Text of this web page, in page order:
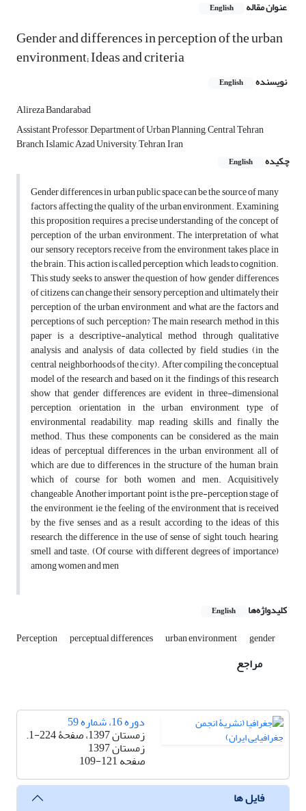
عنوان مقاله English
Gender and differences in perception of the urban
environment; Ideas and criteria
نویسنده English
Alireza Bandarabad
Assistant Professor, Department of Urban Planning, Central Tehran
Branch, Islamic Azad University, Tehran, Iran
چکیده
English
Gender differences in urban public space can be the source of many
factors affecting the quality of the urban environment. Examining
this proposition requires a precise understanding of the concept of
perception of the urban environment. The interpretation of what
our sensory receptors receive from the environment takes place in
the brain. This action is called perception, which leads to cognition.
This study seeks to answer the question of how gender differences
of citizens can change their sensory perception and ultimately their
perception of the urban environment and what are the factors and
perceptions of such perception? The main research method in this
paper is a descriptive-analytical method through qualitative
analysis and analysis of data collected by field studies (in the
central neighborhoods of the city). After compiling the conceptual
model of the research and based on it, the findings of this research
show that gender differences are evident in three-dimensional
perception, orientation in the urban environment, type of
environmental readability, map reading skills and finally the
method. Thus, these components can be considered as the main
ideas of perceptual differences in the urban environment, all of
which are due to differences in the structure of the human brain,
which of course for both women and men. Acquisitively
changeable Another important point is the pre-perception stage of
the environment, ie the feeling of the environment that is received
by the five senses, and as a result, according to the ideas of this
research, the difference in the use of sense of sight, touch, hearing,
smell and taste. (Of course, with different degrees of importance)
among women and men
کلیدواژه‌ها English
Perception perceptual differences urban environment gender
مراجع
دوره 16، شماره 59
زمستان 1397، صفحۀ 224-1.
زمستان 1397
صفحه109-121
فایل ها